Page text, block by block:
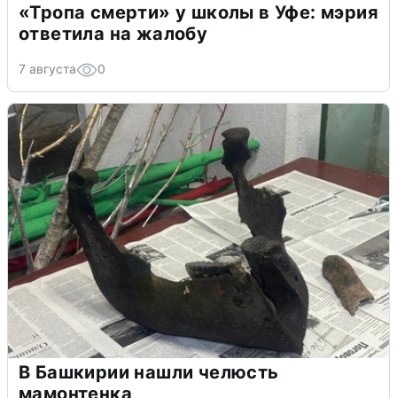
«Тропа смерти» у школы в Уфе: мэрия
ответила на жалобу
7 августа 0
В Башкирии нашли челюсть
мамонтенка